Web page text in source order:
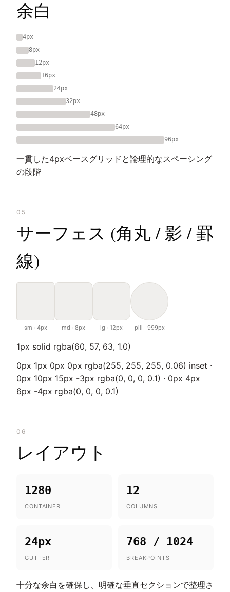
余白
4px
8px
12px
16px
24px
32px
48px
64px
96px
一貫した4pxベースグリッドと論理的なスペーシング
の段階
05
サーフェス (角丸 / 影 / 罫
線)
sm · 4px md · 8px lg · 12px pill · 999px
1px solid rgba(60, 57, 63, 1.0)
0px 1px 0px 0px rgba(255, 255, 255, 0.06) inset ·
0px 10px 15px -3px rgba(0, 0, 0, 0.1) · 0px 4px
6px -4px rgba(0, 0, 0, 0.1)
06
レイアウト
1280
CONTAINER
12
COLUMNS
24px
GUTTER
768 / 1024
BREAKPOINTS
十分な余白を確保し、明確な垂直セクションで整理さ